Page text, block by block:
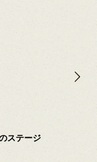
ステージ